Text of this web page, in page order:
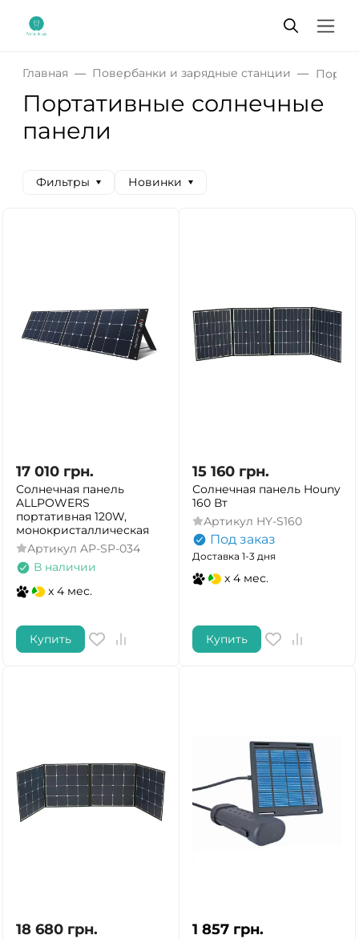
Главная Повербанки и зарядные станции
Портативные солнечные
панели
Фильтры Новинки
17 010 грн.
Солнечная панель
ALLPOWERS
портативная 120W,
монокристаллическая
Артикул AP-SP-034
В наличии
x 4 мес.
Купить
15 160 грн.
Солнечная панель Houny
160 Вт
Артикул HY-S160
Под заказ
Доставка 1-3 дня
x 4 мес.
Купить
18 680 грн. 1 857 грн.